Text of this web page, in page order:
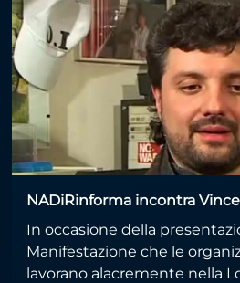
NADiRinforma incontra
In occasione della
Manifestazione che le
lavorano alacremente nella